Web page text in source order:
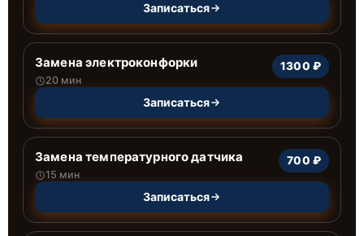
Записаться
Замена электроконфорки
20 мин
1300 ₽
Записаться
Замена температурного датчика
15 мин
700 ₽
Записаться